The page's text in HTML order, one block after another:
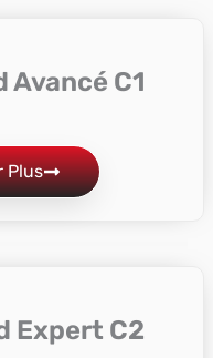
Avancé C1
Plus
Expert C2